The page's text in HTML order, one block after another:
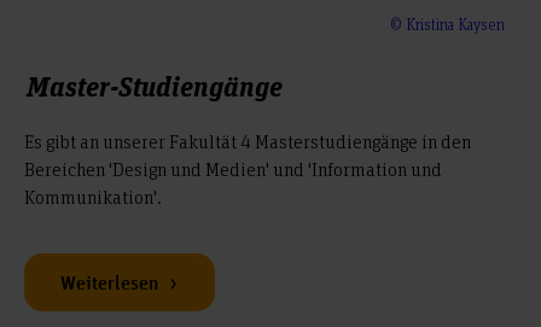
© Kristina Kaysen
Master-Studiengänge
Es gibt an unserer Fakultät 4 Masterstudiengänge in den
Bereichen 'Design und Medien' und 'Information und
Kommunikation'.
Weiterlesen